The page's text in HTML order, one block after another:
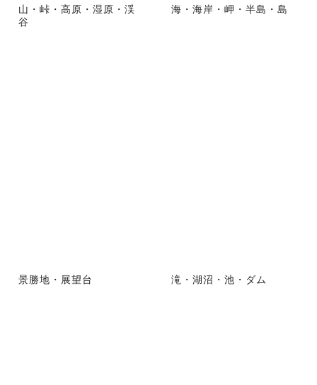
山・峠・高原・湿原・渓
谷
海・海岸・岬・半島・島
景勝地・展望台 滝・湖沼・池・ダム